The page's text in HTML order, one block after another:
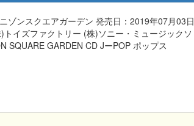
ゾンスクエアガーデン 発売日：2019年07月03
イズファクトリー (株)ソニー・ミュージック
SQUARE GARDEN CD JーPOP ポップス